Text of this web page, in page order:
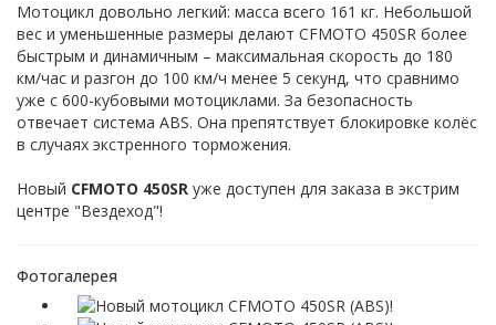
Мотоцикл довольно легкий: масса всего 161 кг. Небольшой
вес и уменьшенные размеры делают CFMOTO 450SR более
быстрым и динамичным – максимальная скорость до 180
км/час и разгон до 100 км/ч менее 5 секунд, что сравнимо
уже с 600-кубовыми мотоциклами. За безопасность
отвечает система ABS. Она препятствует блокировке колёс
в случаях экстренного торможения.
Новый CFMOTO 450SR уже доступен для заказа в экстрим
центре "Вездеход"!
Фотогалерея